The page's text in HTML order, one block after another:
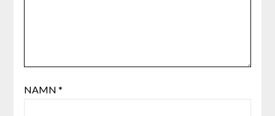
NAMN *